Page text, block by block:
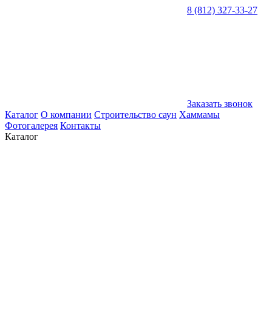
8 (812) 327-33-27
Заказать звонок
Каталог О компании Строительство саун Хаммамы
Фотогалерея Контакты
Каталог